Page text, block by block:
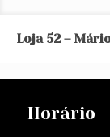
Loja 52 –
Horário